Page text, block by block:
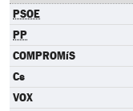
PSOE
PP
COMPROMíS
Cs
VOX